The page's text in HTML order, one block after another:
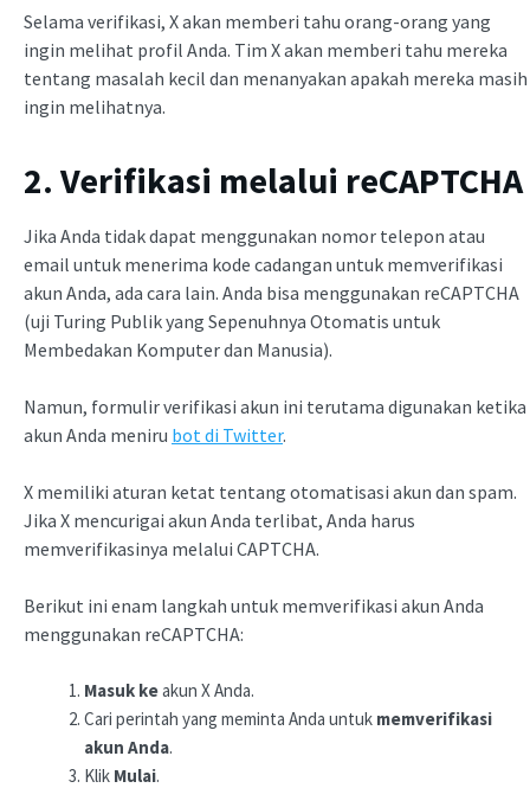
Selama verifikasi, X akan memberi tahu orang-orang yang
ingin melihat profil Anda. Tim X akan memberi tahu mereka
tentang masalah kecil dan menanyakan apakah mereka masih
ingin melihatnya.
2. Verifikasi melalui reCAPTCHA
Jika Anda tidak dapat menggunakan nomor telepon atau
email untuk menerima kode cadangan untuk memverifikasi
akun Anda, ada cara lain. Anda bisa menggunakan reCAPTCHA
(uji Turing Publik yang Sepenuhnya Otomatis untuk
Membedakan Komputer dan Manusia).
Namun, formulir verifikasi akun ini terutama digunakan ketika
akun Anda meniru bot di Twitter.
X memiliki aturan ketat tentang otomatisasi akun dan spam.
Jika X mencurigai akun Anda terlibat, Anda harus
memverifikasinya melalui CAPTCHA.
Berikut ini enam langkah untuk memverifikasi akun Anda
menggunakan reCAPTCHA:
Masuk keakun X Anda.
Cari perintah yang meminta Anda untuk memverifikasi
akun Anda.
Klik Mulai.